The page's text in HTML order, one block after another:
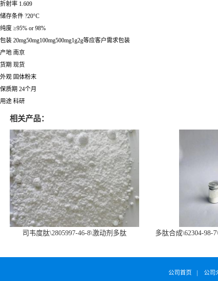
折射率 1.609
储存条件 ?20°C
纯度 ≥95% or 98%
包装 20mg50mg100mg500mg1g2g等应客户需求包装
产地 南京
货期 现货
外观 固体粉末
保质期 24个月
用途 科研
相关产品：
司韦度肽\2805997-46-8\激动剂多肽
多肽合成\62304-98-
公司首页 公司